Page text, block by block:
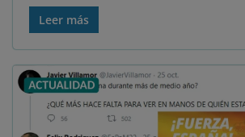
Leer más